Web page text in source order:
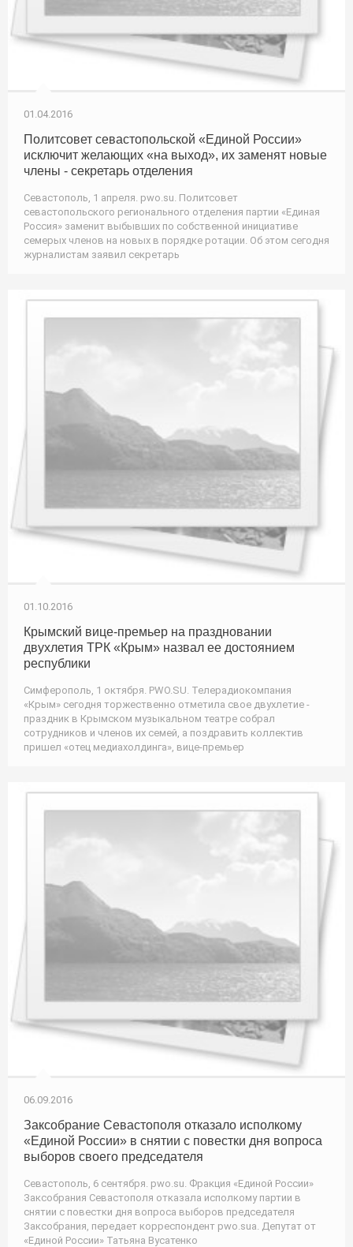
01.04.2016
Политсовет севастопольской «Единой России»
исключит желающих «на выход», их заменят новые
члены - секретарь отделения
Севастополь, 1 апреля. pwo.su. Политсовет
севастопольского регионального отделения партии «Единая
Россия» заменит выбывших по собственной инициативе
семерых членов на новых в порядке ротации. Об этом сегодня
журналистам заявил секретарь
01.10.2016
Крымский вице-премьер на праздновании
двухлетия ТРК «Крым» назвал ее достоянием
республики
Симферополь, 1 октября. PWO.SU. Телерадиокомпания
«Крым» сегодня торжественно отметила свое двухлетие -
праздник в Крымском музыкальном театре собрал
сотрудников и членов их семей, а поздравить коллектив
пришел «отец медиахолдинга», вице-премьер
06.09.2016
Заксобрание Севастополя отказало исполкому
«Единой России» в снятии с повестки дня вопроса
выборов своего председателя
Севастополь, 6 сентября. pwo.su. Фракция «Единой России»
Заксобрания Севастополя отказала исполкому партии в
снятии с повестки дня вопроса выборов председателя
Заксобрания, передает корреспондент pwo.suа. Депутат от
«Единой России» Татьяна Вусатенко